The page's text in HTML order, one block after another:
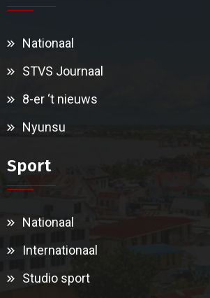
Nationaal
STVS Journaal
8-er ‘t nieuws
Nyunsu
Sport
Nationaal
Internationaal
Studio sport